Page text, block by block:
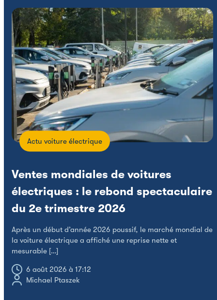
Actu voiture électrique
Ventes mondiales de voitures
électriques : le rebond spectaculaire
du 2e trimestre 2026
Après un début d’année 2026 poussif, le marché mondial de
la voiture électrique a affiché une reprise nette et
mesurable […]
6 août 2026 à 17:12
Michael Ptaszek